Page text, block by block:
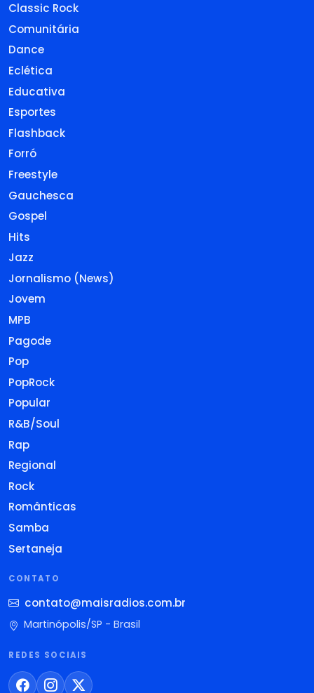
Classic Rock
Comunitária
Dance
Eclética
Educativa
Esportes
Flashback
Forró
Freestyle
Gauchesca
Gospel
Hits
Jazz
Jornalismo (News)
Jovem
MPB
Pagode
Pop
PopRock
Popular
R&B/Soul
Rap
Regional
Rock
Românticas
Samba
Sertaneja
CONTATO
contato@maisradios.com.br
Martinópolis/SP - Brasil
REDES SOCIAIS